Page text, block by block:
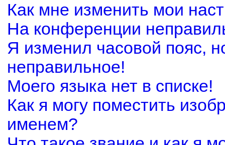
Как мне изменить мои
На конференции
Я изменил часовой пояс,
неправильное!
Моего языка нет в списке!
Как я могу поместить
именем?